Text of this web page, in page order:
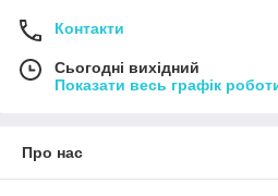
Контакти
Сьогодні вихідний
Показати весь графік
Про нас